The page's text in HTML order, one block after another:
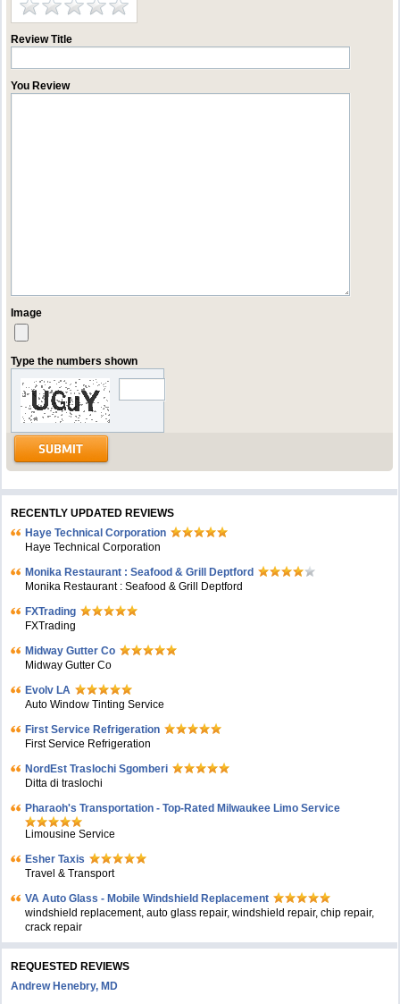
Review Title
You Review
Image
Type the numbers shown
RECENTLY UPDATED REVIEWS
Haye Technical Corporation
Haye Technical Corporation
Monika Restaurant : Seafood & Grill Deptford
Monika Restaurant : Seafood & Grill Deptford
FXTrading
FXTrading
Midway Gutter Co
Midway Gutter Co
Evolv LA
Auto Window Tinting Service
First Service Refrigeration
First Service Refrigeration
NordEst Traslochi Sgomberi
Ditta di traslochi
Pharaoh's Transportation - Top-Rated Milwaukee Limo Service
Limousine Service
Esher Taxis
Travel & Transport
VA Auto Glass - Mobile Windshield Replacement
windshield replacement, auto glass repair, windshield repair, chip repair,
crack repair
REQUESTED REVIEWS
Andrew Henebry, MD